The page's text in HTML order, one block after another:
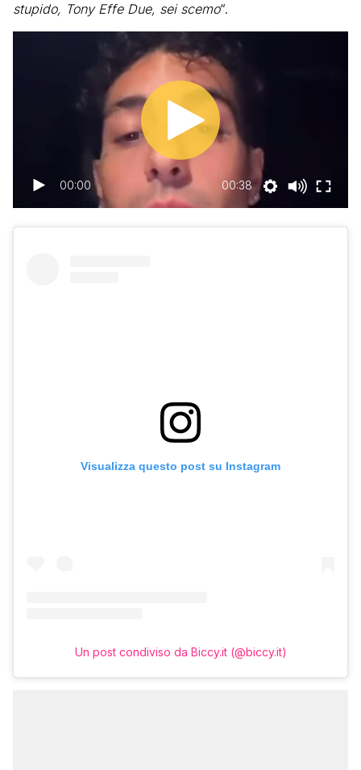
stupido, Tony Effe Due, sei scemo“.
00:00 00:38
Visualizza questo post su Instagram
Un post condiviso da Biccy.it (@biccy.it)